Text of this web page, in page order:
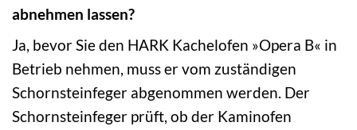
abnehmen lassen?
Ja, bevor Sie den HARK Kachelofen »Opera B« in
Betrieb nehmen, muss er vom zuständigen
Schornsteinfeger abgenommen werden. Der
Schornsteinfeger prüft, ob der Kaminofen